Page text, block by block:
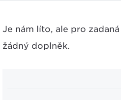
Je nám líto, ale pro
žádný doplněk.